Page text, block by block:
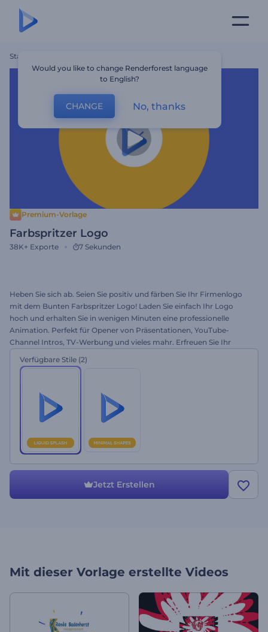
Startseite
Premium-Vorlage
Farbspritzer Logo
38K+ Exporte 7 Sekunden
Heben Sie sich ab. Seien Sie positiv und färben Sie Ihr Firmenlogo
mit dem Bunten Farbspritzer Logo! Laden Sie einfach Ihr Logo
hoch und erhalten Sie in wenigen Minuten eine professionelle
Animation. Perfekt für Opener von Präsentationen, YouTube-
Channel Intros, TV-Werbung und vieles mahr. Erfreuen Sie Ihr
kostenlos!
Verfügbare Stile (2)
Jetzt Erstellen
Mit dieser Vorlage erstellte Videos
Would you like to change Renderforest language
to English?
CHANGE No, thanks